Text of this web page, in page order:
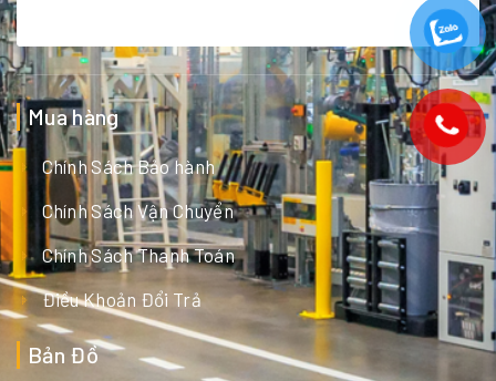
Mua hàng
Chính Sách Bảo hành
Chính Sách Vận Chuyển
Chính Sách Thanh Toán
Điều Khoản Đổi Trả
Bản Đồ